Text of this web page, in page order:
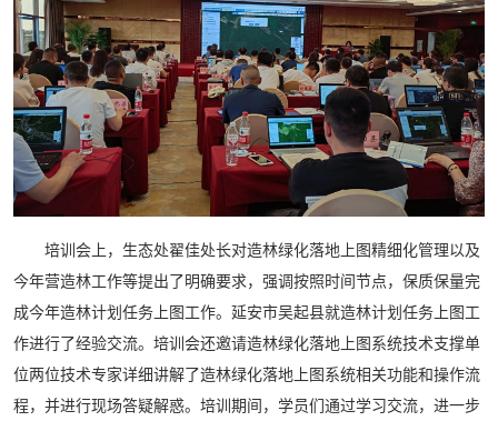
培训会上，生态处翟佳处长对造林绿化落地上图精细化管理以及
今年营造林工作等提出了明确要求，强调按照时间节点，保质保量完
成今年造林计划任务上图工作。延安市吴起县就造林计划任务上图工
作进行了经验交流。培训会还邀请造林绿化落地上图系统技术支撑单
位两位技术专家详细讲解了造林绿化落地上图系统相关功能和操作流
程，并进行现场答疑解惑。培训期间，学员们通过学习交流，进一步